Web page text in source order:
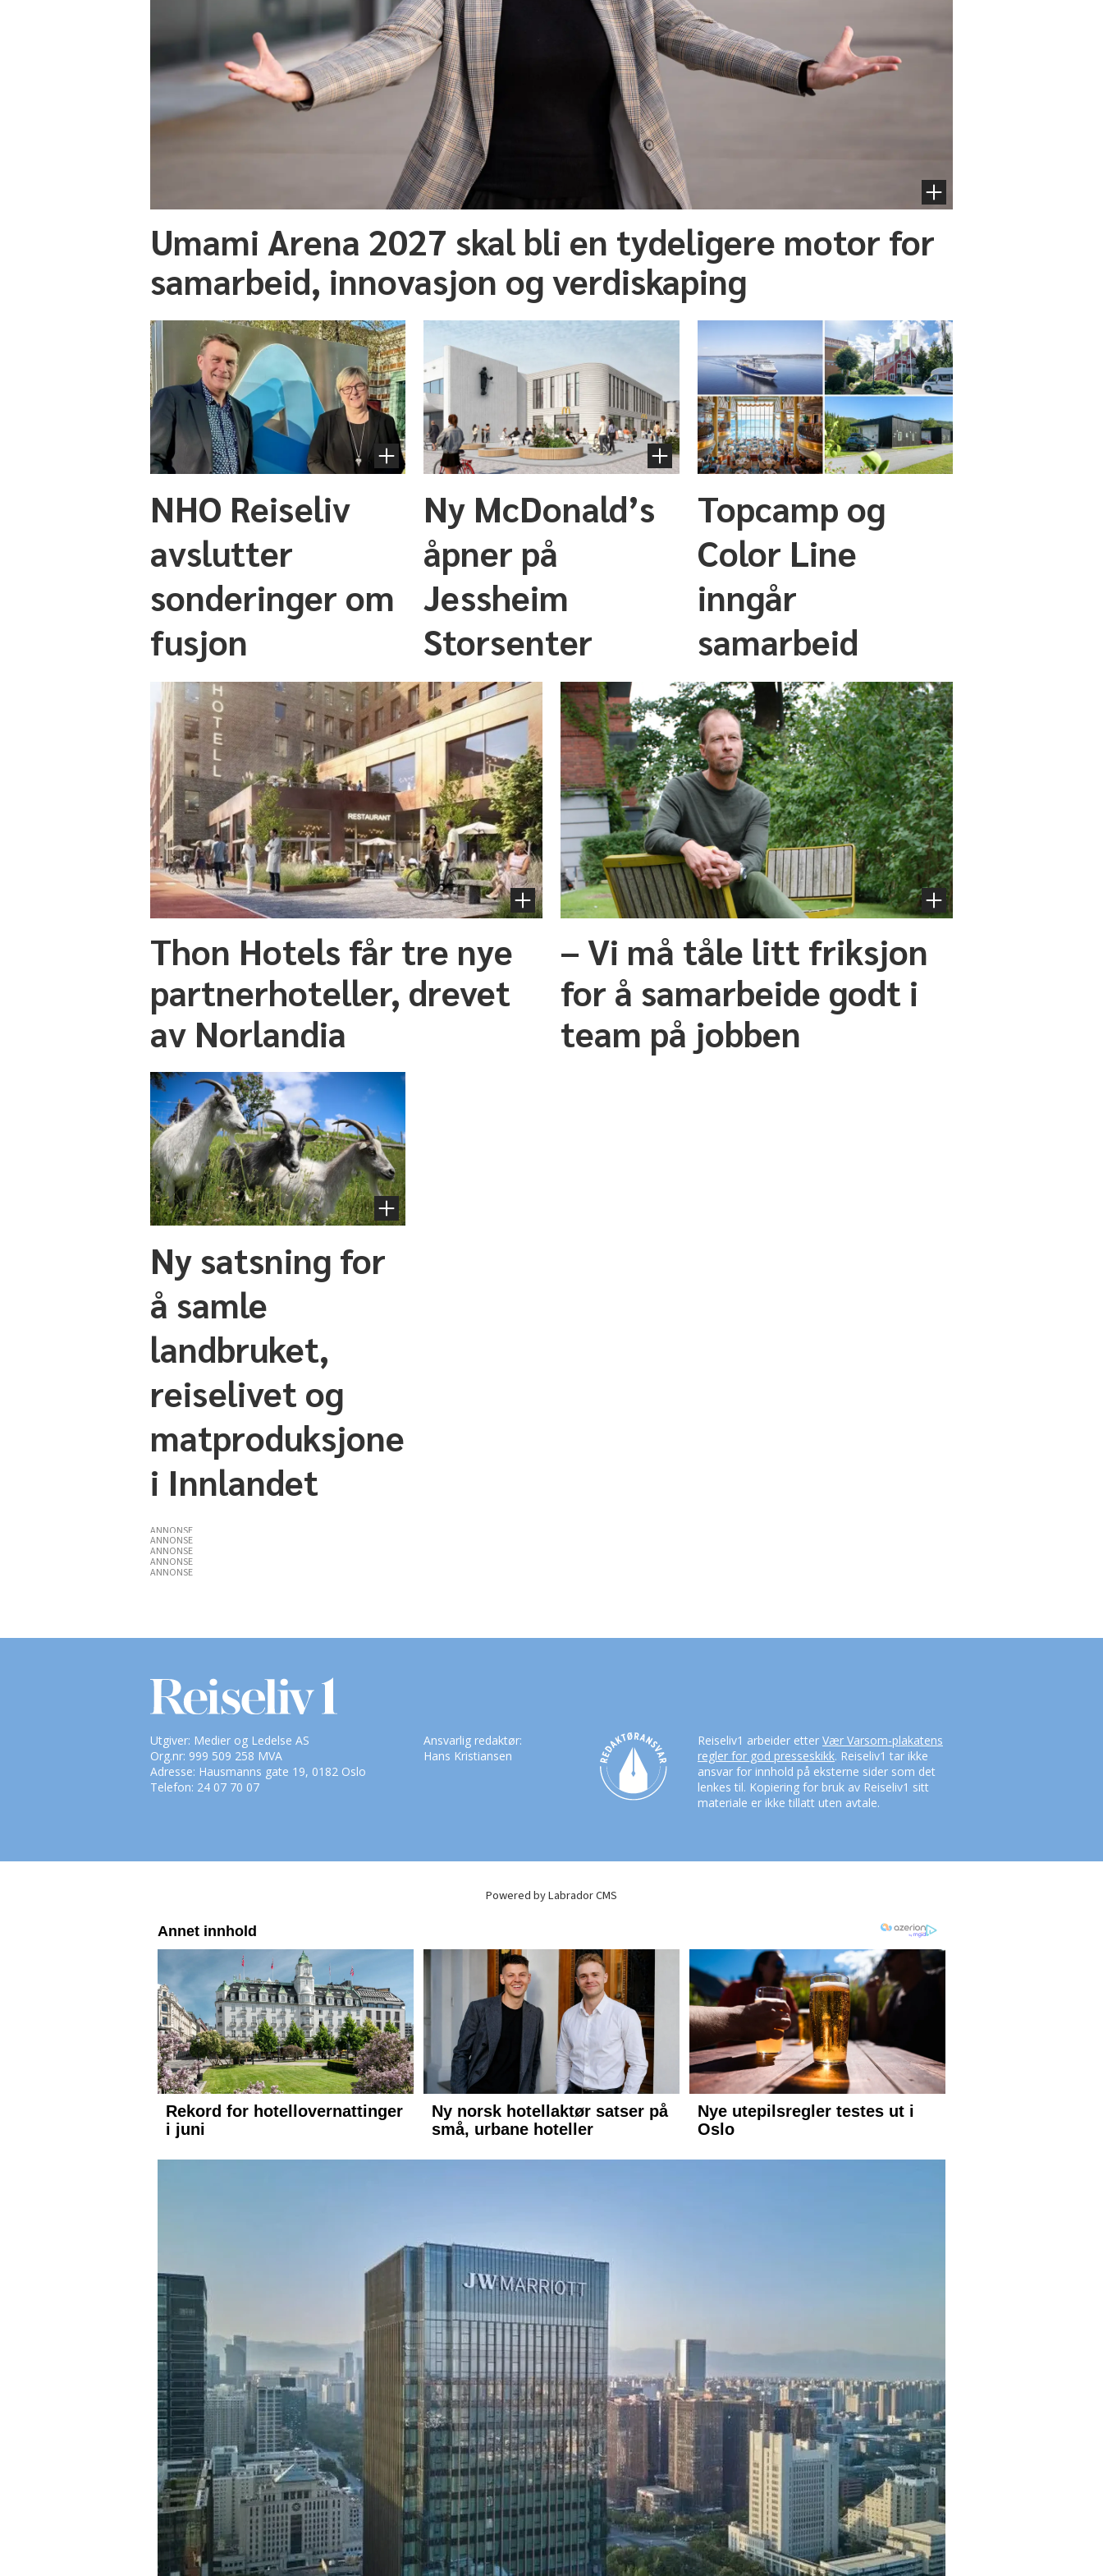
Umami Arena 2027 skal bli en tydeligere motor for
samarbeid, innovasjon og verdiskaping
NHO Reiseliv
avslutter
sonderinger om
fusjon
Ny McDonald’s
åpner på
Jessheim
Storsenter
Topcamp og
Color Line
inngår
samarbeid
Thon Hotels får tre nye
partnerhoteller, drevet
av Norlandia
– Vi må tåle litt friksjon
for å samarbeide godt i
team på jobben
Ny satsning for
å samle
landbruket,
reiselivet og
matproduksjonen
i Innlandet
ANNONSE
ANNONSE
ANNONSE
ANNONSE
ANNONSE
Utgiver: Medier og Ledelse AS
Org.nr: 999 509 258 MVA
Adresse: Hausmanns gate 19, 0182 Oslo
Telefon: 24 07 70 07
Ansvarlig redaktør:
Hans Kristiansen
Reiseliv1 arbeider etter Vær Varsom-plakatens
regler for god presseskikk. Reiseliv1 tar ikke
ansvar for innhold på eksterne sider som det
lenkes til. Kopiering for bruk av Reiseliv1 sitt
materiale er ikke tillatt uten avtale.
Powered by Labrador CMS